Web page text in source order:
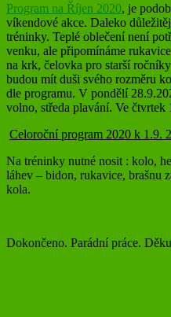
Program na Říjen 2020, je
víkendové akce. Daleko
tréninky. Teplé oblečení není
venku, ale připomínáme
na krk, čelovka pro starší
budou mít duši svého rozměru
dle programu. V pondělí
volno, středa plavání. Ve čtvrtek
Celoroční program 2020 k 1.9.
Na tréninky nutné nosit : kolo,
láhev – bidon, rukavice, brašnu
kola.
Dokončeno. Parádní práce.